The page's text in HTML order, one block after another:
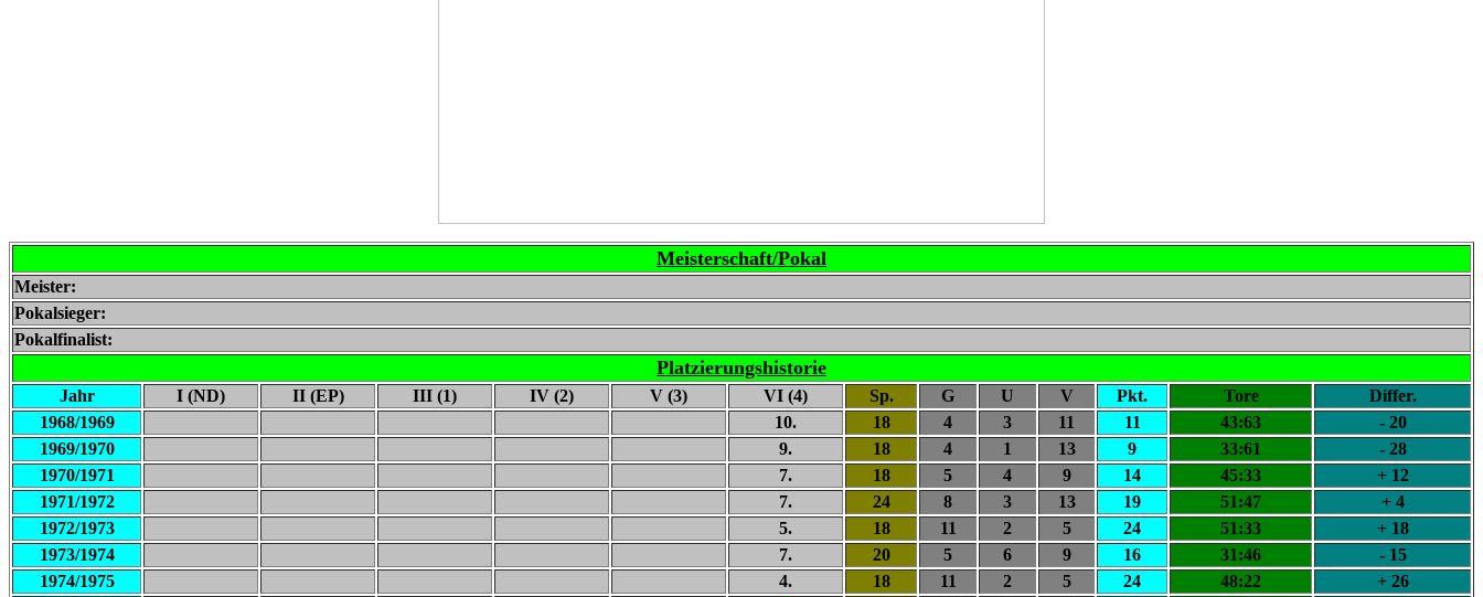
Meisterschaft/Pokal
Meister:
Pokalsieger:
Pokalfinalist:
Platzierungshistorie
Jahr I (ND) II (EP) III (1) IV (2) V (3) VI (4) Sp. G U V Pkt. Tore
Differ.
1968/1969
10. 18 4 3 11 11 43:63
- 20
1969/1970
9. 18 4 1 13 9 33:61
- 28
1970/1971
7. 18 5 4 9 14 45:33
+ 12
1971/1972
7. 24 8 3 13 19 51:47
+ 4
1972/1973
5. 18 11 2 5 24 51:33
+ 18
1973/1974
7. 20 5 6 9 16 31:46
- 15
1974/1975
4. 18 11 2 5 24 48:22
+ 26